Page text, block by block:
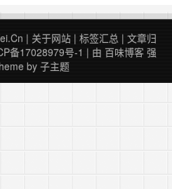
爬行统计分析程序,ASP搜索引擎蜘
成程序免费下载地址,百度蜘蛛爬
爬行程序，这是一款非常实用的seo
计所有的世界上所有的搜索引擎的
续阅读 »
| 关于网站 | 标签汇总 | 文章归
备17028979号-1 | 由 百味博客 强
by 子主题